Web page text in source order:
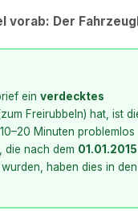
vorab: Der
einverdecktes
Freirubbeln) hat, ist
Minuten problemlos
die nach dem 01.01.2015
haben dies in den